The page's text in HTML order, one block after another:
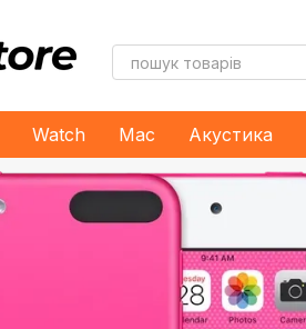
Watch Mac Акустика